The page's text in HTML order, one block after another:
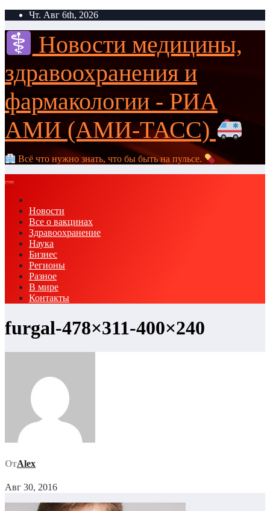
Перейти
содержимому
Чт. Авг 6th, 2026
Новости медицины,
здравоохранения и
фармакологии - РИА
АМИ (АМИ-ТАСС)
Всё что нужно знать, что бы быть на пульсе.
Новости
Все о вакцинах
Здравоохранение
Наука
Бизнес
Регионы
Разное
В мире
Контакты
furgal-478×311-400×240
ОтAlex
Авг 30, 2016